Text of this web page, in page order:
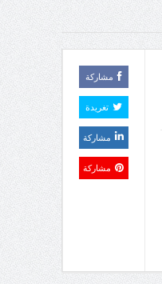
مشاركة
تغريدة
مشاركة
مشاركة